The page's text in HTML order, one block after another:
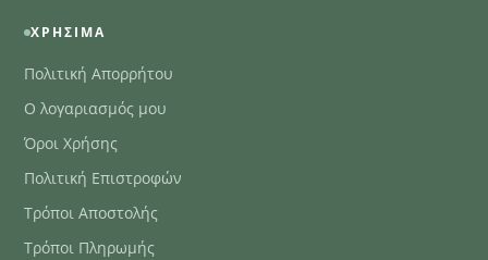
ΧΡΉΣΙΜΑ
Πολιτική Απορρήτου
Ο λογαριασμός μου
Όροι Χρήσης
Πολιτική Επιστροφών
Τρόποι Αποστολής
Τρόποι Πληρωμής